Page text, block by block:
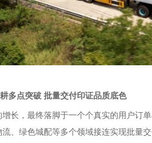
多点突破 批量交付印证品质底色
增长，最终落脚于一个个真实的用户订
流、绿色城配等多个领域接连实现批量